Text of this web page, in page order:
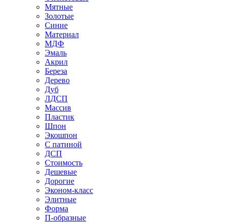
Мятные
Золотые
Синие
Материал
МДФ
Эмаль
Акрил
Береза
Дерево
Дуб
ЛДСП
Массив
Пластик
Шпон
Экошпон
С патиной
ДСП
Стоимость
Дешевые
Дорогие
Эконом-класс
Элитные
Форма
П-образные